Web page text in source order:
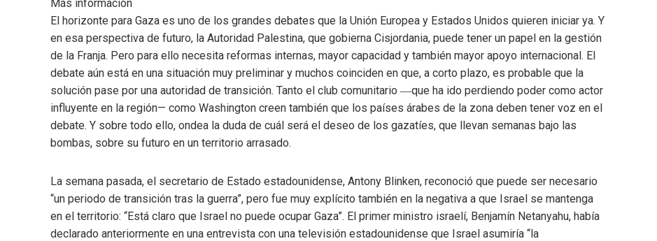
Más información
El horizonte para Gaza es uno de los grandes debates que la Unión Europea y Estados Unidos quieren iniciar ya. Y
en esa perspectiva de futuro, la Autoridad Palestina, que gobierna Cisjordania, puede tener un papel en la gestión
de la Franja. Pero para ello necesita reformas internas, mayor capacidad y también mayor apoyo internacional. El
debate aún está en una situación muy preliminar y muchos coinciden en que, a corto plazo, es probable que la
solución pase por una autoridad de transición. Tanto el club comunitario ―que ha ido perdiendo poder como actor
influyente en la región— como Washington creen también que los países árabes de la zona deben tener voz en el
debate. Y sobre todo ello, ondea la duda de cuál será el deseo de los gazatíes, que llevan semanas bajo las
bombas, sobre su futuro en un territorio arrasado.
La semana pasada, el secretario de Estado estadounidense, Antony Blinken, reconoció que puede ser necesario
“un periodo de transición tras la guerra”, pero fue muy explícito también en la negativa a que Israel se mantenga
en el territorio: “Está claro que Israel no puede ocupar Gaza”. El primer ministro israelí, Benjamín Netanyahu, había
declarado anteriormente en una entrevista con una televisión estadounidense que Israel asumiría “la